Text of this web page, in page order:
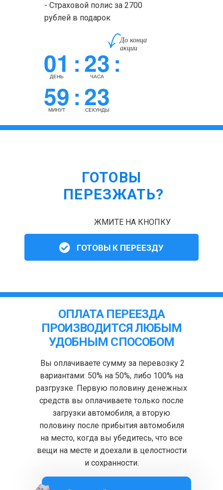
- Страховой полис за 2700
рублей в подарок
До конца
акции
01:
ДЕНЬ 23:
ЧАСА
59:
МИНУТ 22
СЕКУНДЫ
ГОТОВЫ
ПЕРЕЗЖАТЬ?
ЖМИТЕ НА КНОПКУ
ГОТОВЫ К ПЕРЕЕЗДУ
ОПЛАТА ПЕРЕЕЗДА
ПРОИЗВОДИТСЯ ЛЮБЫМ
УДОБНЫМ СПОСОБОМ
Вы оплачиваете сумму за перевозку 2
вариантами: 50% на 50%, либо 100% на
разгрузке. Первую половину денежных
средств вы оплачиваете только после
загрузки автомобиля, а вторую
половину после прибытия автомобиля
на место, когда вы убедитесь, что все
вещи на месте и доехали в целостности
и сохранности.